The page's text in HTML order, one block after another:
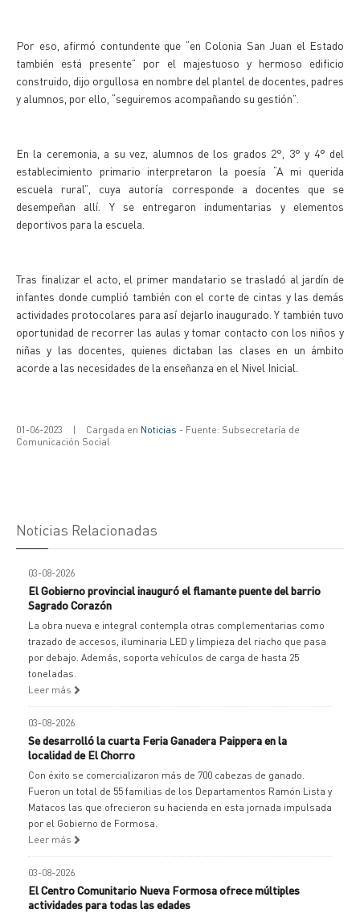
Por eso, afirmó contundente que “en Colonia San Juan el Estado
también está presente” por el majestuoso y hermoso edificio
construido, dijo orgullosa en nombre del plantel de docentes, padres
y alumnos, por ello, “seguiremos acompañando su gestión”.
En la ceremonia, a su vez, alumnos de los grados 2°, 3° y 4° del
establecimiento primario interpretaron la poesía “A mi querida
escuela rural”, cuya autoría corresponde a docentes que se
desempeñan allí. Y se entregaron indumentarias y elementos
deportivos para la escuela.
Tras finalizar el acto, el primer mandatario se trasladó al jardín de
infantes donde cumplió también con el corte de cintas y las demás
actividades protocolares para así dejarlo inaugurado. Y también tuvo
oportunidad de recorrer las aulas y tomar contacto con los niños y
niñas y las docentes, quienes dictaban las clases en un ámbito
acorde a las necesidades de la enseñanza en el Nivel Inicial.
01-06-2023 | Cargada en Noticias - Fuente: Subsecretaría de
Comunicación Social
Noticias Relacionadas
03-08-2026
El Gobierno provincial inauguró el flamante puente del barrio
Sagrado Corazón
La obra nueva e integral contempla otras complementarias como
trazado de accesos, iluminaria LED y limpieza del riacho que pasa
por debajo. Además, soporta vehículos de carga de hasta 25
toneladas.
Leer más
03-08-2026
Se desarrolló la cuarta Feria Ganadera Paippera en la
localidad de El Chorro
Con éxito se comercializaron más de 700 cabezas de ganado.
Fueron un total de 55 familias de los Departamentos Ramón Lista y
Matacos las que ofrecieron su hacienda en esta jornada impulsada
por el Gobierno de Formosa.
Leer más
03-08-2026
El Centro Comunitario Nueva Formosa ofrece múltiples
actividades para todas las edades